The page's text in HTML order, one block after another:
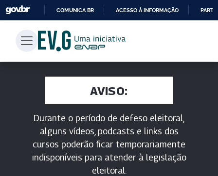
PARA
CONTEÚDO
COMUNICA BR ACESSO À INFORMAÇÃO
AVISO:
Durante o período de defeso eleitoral,
alguns vídeos, podcasts e links dos
cursos poderão ficar temporariamente
indisponíveis para atender à legislação
eleitoral.